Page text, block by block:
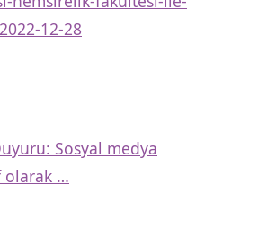
12-28
Sosyal medya
olarak …